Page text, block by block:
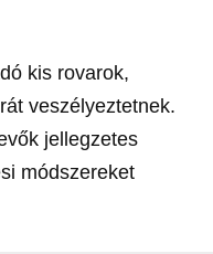
kis rovarok,
veszélyeztetnek.
jellegzetes
módszereket